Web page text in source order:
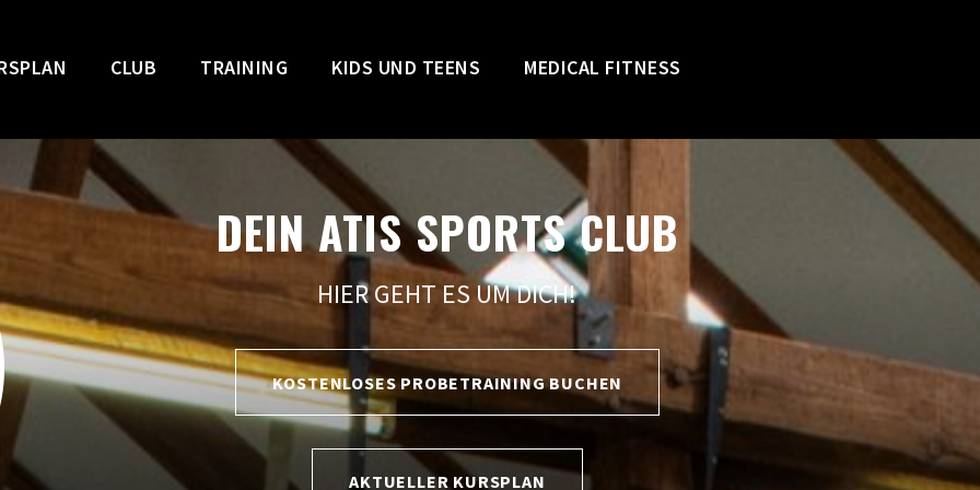
CLUB TRAINING KIDS UND TEENS MEDICAL FITNESS
DEIN ATIS SPORTS CLUB
HIER GEHT ES UM DICH!
KOSTENLOSES PROBETRAINING BUCHEN
AKTUELLER KURSPLAN